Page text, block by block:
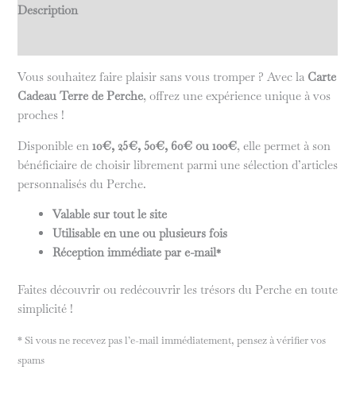
Description
Vous souhaitez faire plaisir sans vous tromper ? Avec la Carte
Cadeau Terre de Perche, offrez une expérience unique à vos
proches !
Disponible en10€, 25€, 50€, 60€ ou 100€, elle permet à son
bénéficiaire de choisir librement parmi une sélection d’articles
personnalisés du Perche.
Valable sur tout le site
Utilisable en une ou plusieurs fois
Réception immédiate par e-mail*
Faites découvrir ou redécouvrir les trésors du Perche en toute
simplicité !
* Si vous ne recevez pas l’e-mail immédiatement, pensez à vérifier vos
spams